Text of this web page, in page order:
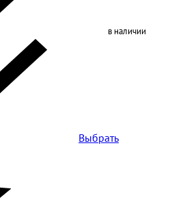
в наличии
Выбрать